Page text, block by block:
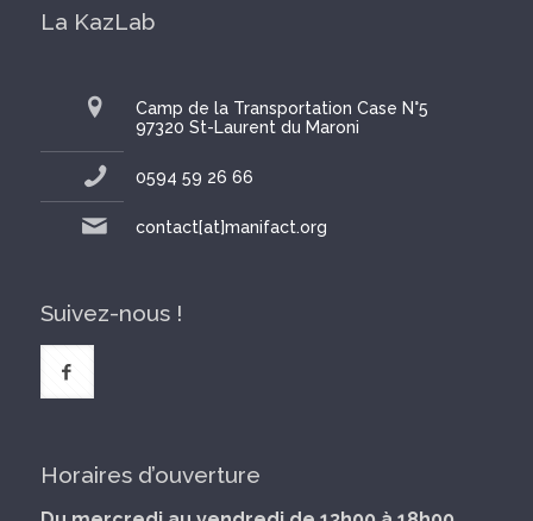
La KazLab
Camp de la Transportation Case N°5
97320 St-Laurent du Maroni
0594 59 26 66
contact[at]manifact.org
Suivez-nous !
Horaires d’ouverture